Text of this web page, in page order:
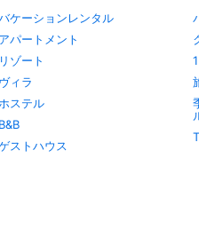
ケーションレンタル
アパートメント
リゾート
ヴィラ
ホステル
B&B
ストハウス